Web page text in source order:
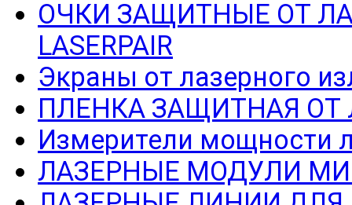
ОЧКИ ЗАЩИТНЫЕ ОТ
LASERPAIR
Экраны от лазерного
ПЛЕНКА ЗАЩИТНАЯ ОТ
Измерители мощности
ЛАЗЕРНЫЕ МОДУЛИ